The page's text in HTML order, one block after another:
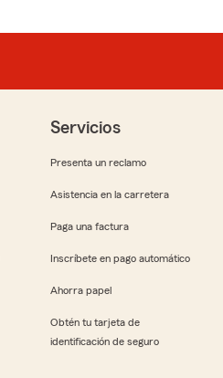
Servicios
Presenta un reclamo
Asistencia en la carretera
Paga una factura
Inscríbete en pago automático
Ahorra papel
Obtén tu tarjeta de
identificación de seguro